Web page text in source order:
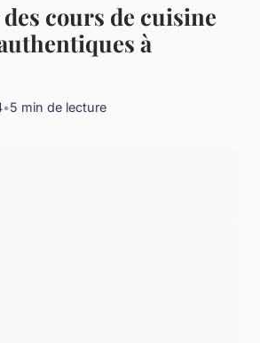
cours de cuisine
à
•5 min de lecture